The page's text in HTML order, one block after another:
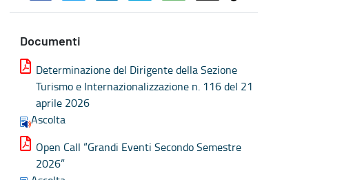
Documenti
Determinazione del Dirigente della Sezione
Turismo e Internazionalizzazione n. 116 del 21
aprile 2026
Ascolta
Open Call “Grandi Eventi Secondo Semestre
2026”